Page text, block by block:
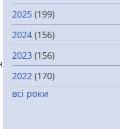
2025 (199)
2024 (156)
2023 (156)
2022 (170)
всі роки